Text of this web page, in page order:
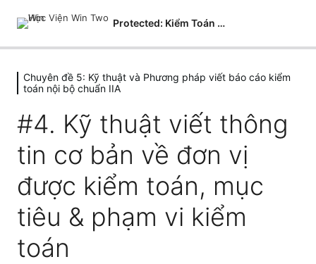
Protected: Kiểm Toán Nội Bộ
Chuyên đề 1: Nền Tảng kề kiểm toán
nội Bộ
2 lessons
Chuyên đề 2: Quản trị rủi ro và Kiểm
soát
2 lessons
Chuyên đề 3: Công cụ, kỹ thuật kiểm
toán và phương pháp kiểm toán
1 lesson
Chuyên đề 5: Kỹ thuật và Phương
Chuyên đề 5: Kỹ thuật và Phương pháp viết báo cáo kiểm
toán nội bộ chuẩn IIA
#4. Kỹ thuật viết thông
tin cơ bản về đơn vị
được kiểm toán, mục
tiêu & phạm vi kiểm
toán